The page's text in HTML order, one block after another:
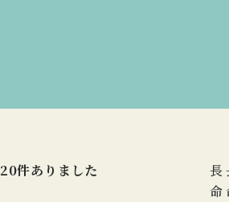
20件ありました
長
命